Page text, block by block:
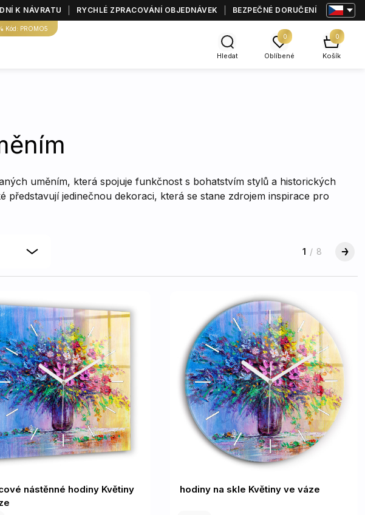
K NÁVRATU RYCHLÉ ZPRACOVÁNÍ OBJEDNÁVEK BEZPEČNÉ DORUČENÍ
Kód: PROMO5
Hledat
0
Oblíbené
0
Košík
uměním, která spojuje funkčnost s bohatstvím stylů a historických
představují jedinečnou dekoraci, která se stane zdrojem inspirace pro
1 / 8
nástěnné hodiny Květiny
hodiny na skle Květiny ve váze